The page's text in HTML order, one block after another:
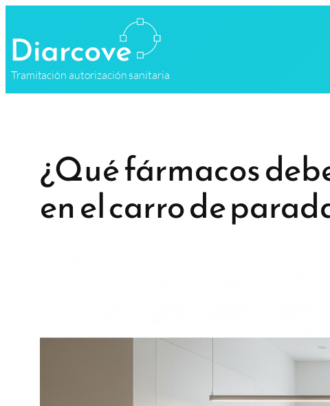
contenido
Tramitación autorización sanitaria
¿Qué fármacos
en el carro de